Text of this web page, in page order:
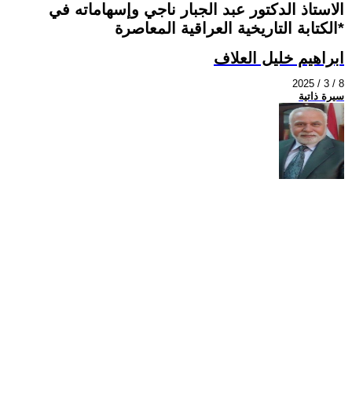
الاستاذ الدكتور عبد الجبار ناجي وإسهاماته في
الكتابة التاريخية العراقية المعاصرة*
ابراهيم خليل العلاف
2025 / 3 / 8
سيرة ذاتية